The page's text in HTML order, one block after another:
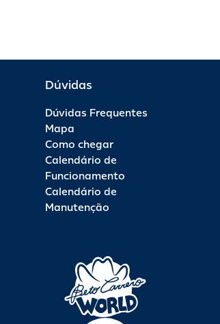
Dúvidas
Dúvidas Frequentes
Mapa
Como chegar
Calendário de
Funcionamento
Calendário de
Manutenção